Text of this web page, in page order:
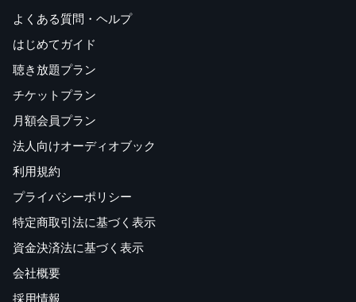
よくある質問・ヘルプ
はじめてガイド
聴き放題プラン
チケットプラン
月額会員プラン
法人向けオーディオブック
利用規約
プライバシーポリシー
特定商取引法に基づく表示
資金決済法に基づく表示
会社概要
採用情報